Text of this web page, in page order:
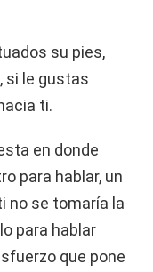
su pies,
si le gustas
ti.
en donde
para hablar, un
no se tomaría la
para hablar
que pone